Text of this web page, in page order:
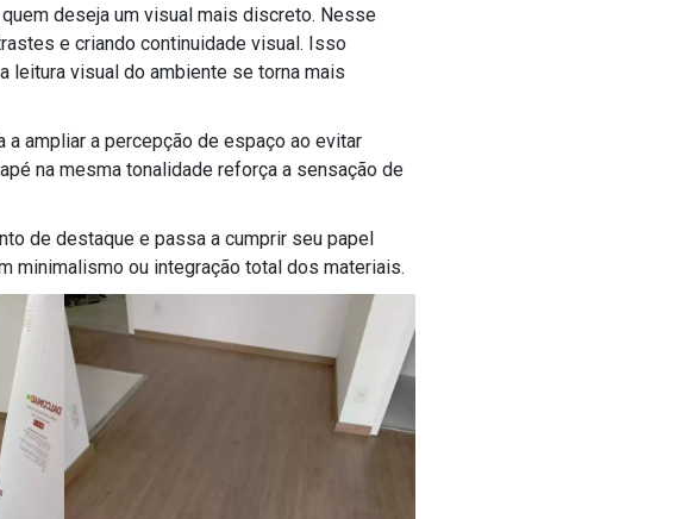
deseja um visual mais discreto. Nesse
e criando continuidade visual. Isso
leitura visual do ambiente se torna mais
ampliar a percepção de espaço ao evitar
na mesma tonalidade reforça a sensação de
de destaque e passa a cumprir seu papel
minimalismo ou integração total dos materiais.